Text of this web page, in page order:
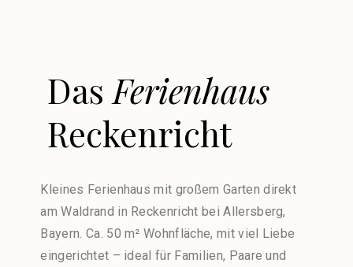
Das Ferienhaus
Reckenricht
Kleines Ferienhaus mit großem Garten direkt
am Waldrand in Reckenricht bei Allersberg,
Bayern. Ca. 50 m² Wohnfläche, mit viel Liebe
eingerichtet – ideal für Familien, Paare und